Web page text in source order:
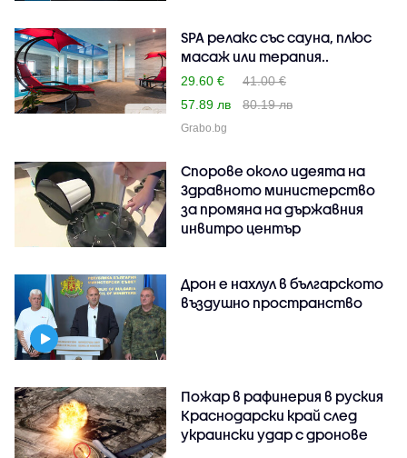
SPA релакс със сауна, плюс
масаж или терапия..
29.60 €
41.00 €
57.89 лв
80.19 лв
Grabo.bg
Спорове около идеята на
Здравното министерство
за промяна на държавния
инвитро център
Дрон е нахлул в българското
въздушно пространство
Пожар в рафинерия в руския
Краснодарски край след
украински удар с дронове